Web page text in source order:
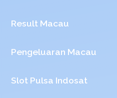
Result Macau
Pengeluaran Macau
Slot Pulsa Indosat